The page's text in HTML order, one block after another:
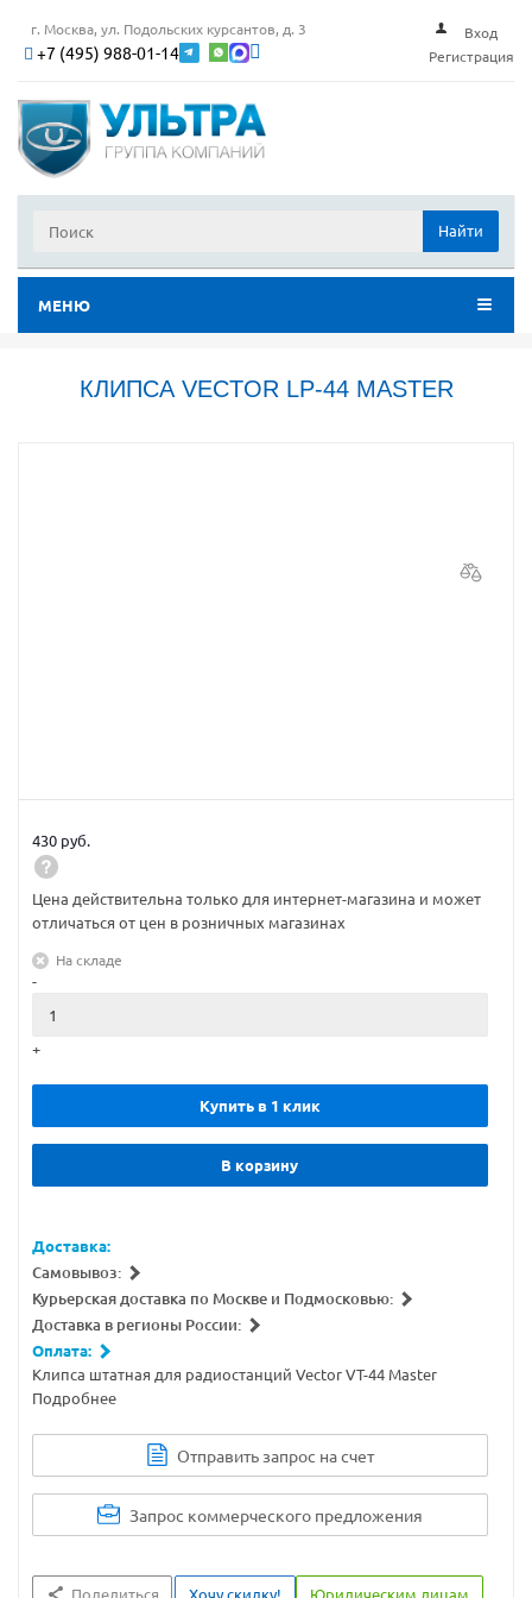
г. Москва, ул. Подольских курсантов, д. 3
+7 (495) 988-01-14
Вход
Регистрация
Найти
МЕНЮ
КЛИПСА VECTOR LP-44 MASTER
430 руб.
Цена действительна только для интернет-магазина и может
отличаться от цен в розничных магазинах
На складе
-
+
Купить в 1 клик
В корзину
Доставка:
Самовывоз:
Курьерская доставка по Москве и Подмосковью:
Доставка в регионы России:
Оплата:
Клипса штатная для радиостанций Vector VT-44 Master
Подробнее
Отправить запрос на счет
Запрос коммерческого предложения
Поделиться Хочу скидку! Юридическим лицам